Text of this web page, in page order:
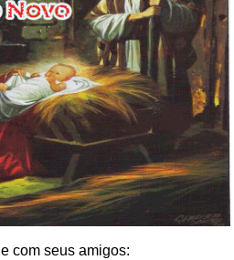
com seus amigos: